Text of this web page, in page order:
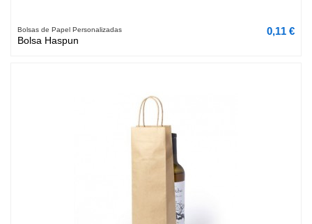
Bolsas de Papel Personalizadas
Bolsa Haspun
0,11 €